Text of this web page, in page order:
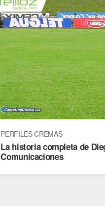
PERFILES CREMAS
La historia completa de
Comunicaciones